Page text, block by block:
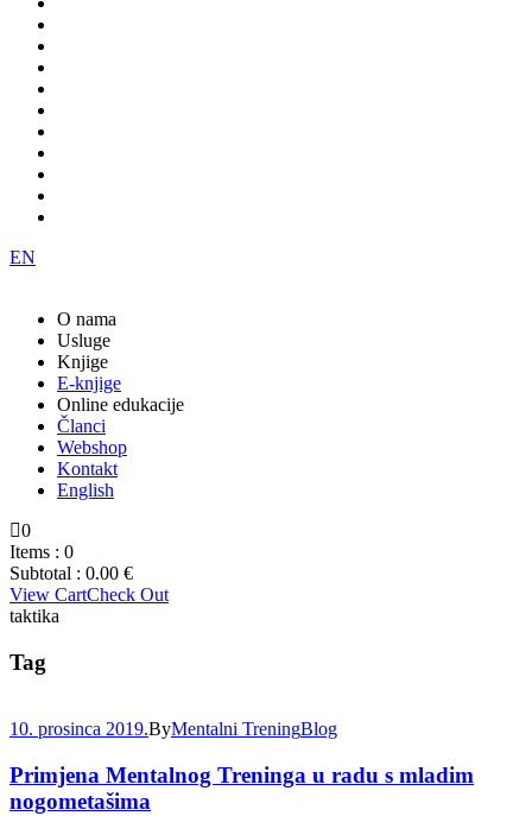
EN
O nama
Usluge
Knjige
E-knjige
Online edukacije
Članci
Webshop
Kontakt
English
0
Items : 0
Subtotal : 0.00 €
View CartCheck Out
taktika
Tag
10. prosinca 2019.ByMentalni TreningBlog
Primjena Mentalnog Treninga u radu s mladim
nogometašima